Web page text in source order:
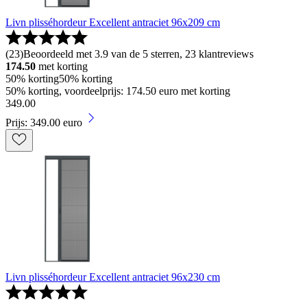
Livn plisséhordeur Excellent antraciet 96x209 cm
(23)Beoordeeld met 3.9 van de 5 sterren, 23 klantreviews
174.50 met korting
50% korting50% korting
50% korting, voordeelprijs: 174.50 euro met korting
349.00
Prijs: 349.00 euro
Livn plisséhordeur Excellent antraciet 96x230 cm